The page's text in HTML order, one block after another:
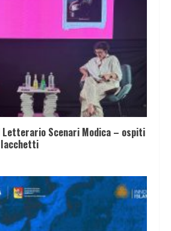
Letterario Scenari Modica – ospiti
Iacchetti